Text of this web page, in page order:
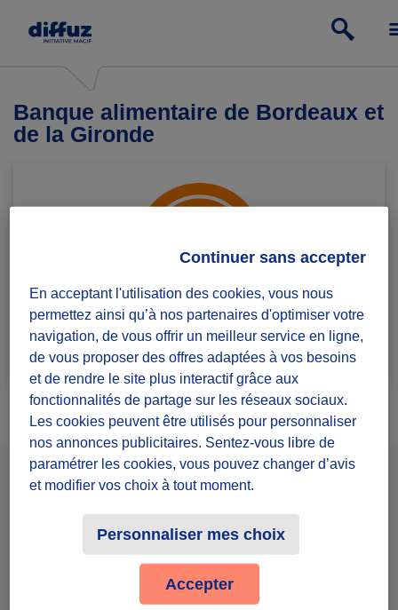
Banque alimentaire de Bordeaux et
de la Gironde
Rejoindre le groupe 1 défi lancé
FacebookInstagramYoutube
Tout sur Diffuz
En acceptant l'utilisation des cookies, vous nous
permettez ainsi qu’à nos partenaires d'optimiser votre
navigation, de vous offrir un meilleur service en ligne,
de vous proposer des offres adaptées à vos besoins
et de rendre le site plus interactif grâce aux
fonctionnalités de partage sur les réseaux sociaux.
Les cookies peuvent être utilisés pour personnaliser
nos annonces publicitaires. Sentez-vous libre de
paramétrer les cookies, vous pouvez changer d’avis
et modifier vos choix à tout moment.
Personnaliser mes choix
Continuer sans accepter
Accepter